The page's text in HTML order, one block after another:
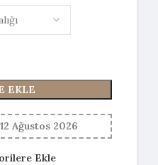
EKLE
Ağustos 2026
Ekle